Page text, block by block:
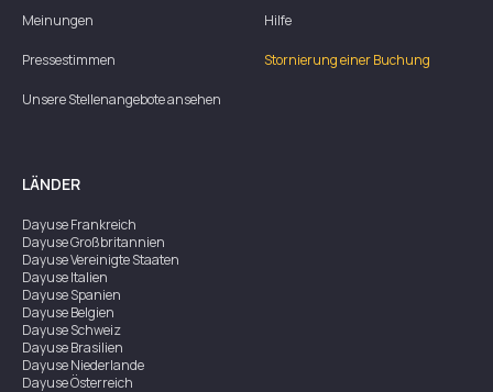
Meinungen
Pressestimmen
Unsere Stellenangebote ansehen
Hilfe
Stornierung einer Buchung
LÄNDER
DayuseFrankreich
DayuseGroßbritannien
DayuseVereinigte Staaten
DayuseItalien
DayuseSpanien
DayuseBelgien
DayuseSchweiz
DayuseBrasilien
DayuseNiederlande
DayuseÖsterreich